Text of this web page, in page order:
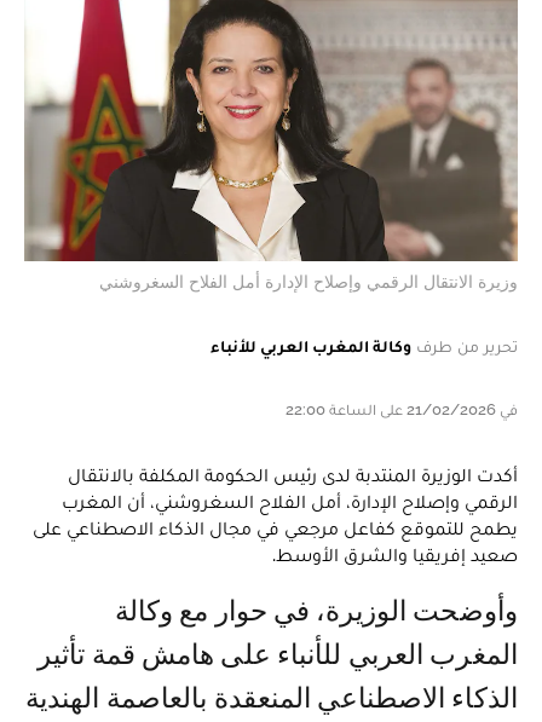
وزيرة الانتقال الرقمي وإصلاح الإدارة أمل الفلاح السغروشني
تحرير من طرف وكالة المغرب العربي للأنباء
في 21/02/2026 على الساعة 22:00
أكدت الوزيرة المنتدبة لدى رئيس الحكومة المكلفة بالانتقال
الرقمي وإصلاح الإدارة، أمل الفلاح السغروشني، أن المغرب
يطمح للتموقع كفاعل مرجعي في مجال الذكاء الاصطناعي على
صعيد إفريقيا والشرق الأوسط.
وأوضحت الوزيرة، في حوار مع وكالة
المغرب العربي للأنباء على هامش قمة تأثير
الذكاء الاصطناعي المنعقدة بالعاصمة الهندية